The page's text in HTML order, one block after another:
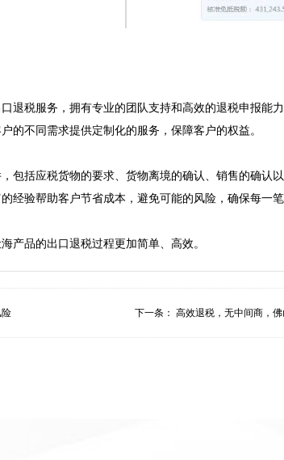
退税服务，拥有专业的团队支持和高效的退税申报能
的不同需求提供定制化的服务，保障客户的权益。
包括应税货物的要求、货物离境的确认、销售的确
经验帮助客户节省成本，避免可能的风险，确保每一
下一条： 高效退税，无中间商，佛